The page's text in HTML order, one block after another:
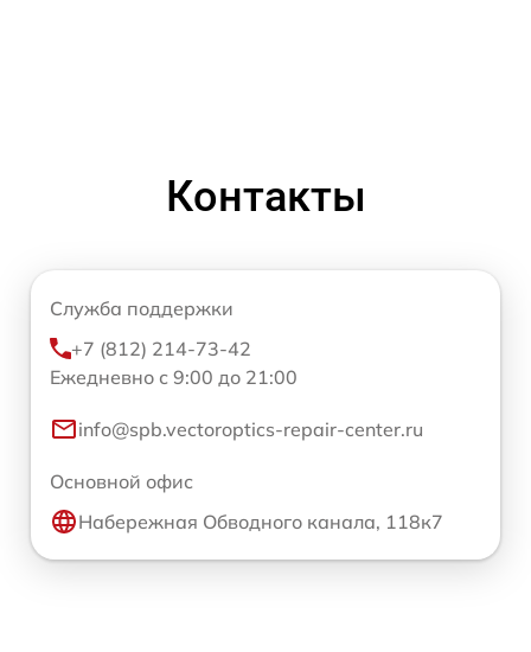
Контакты
Служба поддержки
+7 (812) 214-73-42
Ежедневно с 9:00 до 21:00
info@spb.vectoroptics-repair-center.ru
Основной офис
Набережная Обводного канала, 118к7